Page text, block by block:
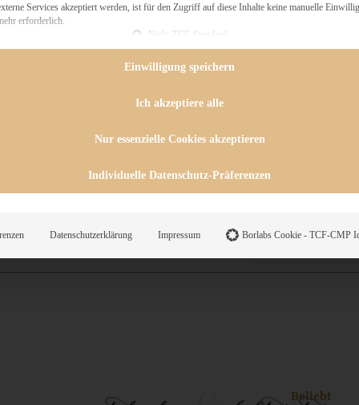
Beliebt
Services akzeptiert werden, ist für den Zugriff auf diese Inhalte keine manuelle
erforderlich.
Nicht-TCF-Standard
Einwilligung speichern
Ich akzeptiere alle
Nur essenzielle Cookies akzeptieren
Individuelle Datenschutz-Präferenzen
Datenschutzerklärung Impressum Borlabs Cookie - TCF-CMP